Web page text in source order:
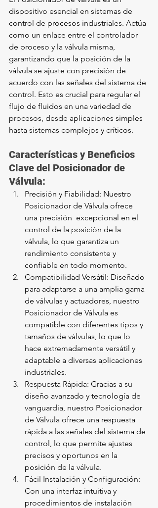
dispositivo esencial en sistemas de
control de procesos industriales. Actúa
como un enlace entre el controlador
de proceso y la válvula misma,
garantizando que la posición de la
válvula se ajuste con precisión de
acuerdo con las señales del sistema de
control. Esto es crucial para regular el
flujo de fluidos en una variedad de
procesos, desde aplicaciones simples
hasta sistemas complejos y críticos.
Características y Beneficios
Clave del Posicionador de
Válvula:
Precisión y Fiabilidad: Nuestro
Posicionador de Válvula ofrece
una precisión  excepcional en el
control de la posición de la
válvula, lo que garantiza un
rendimiento consistente y
confiable en todo momento.
Compatibilidad Versátil: Diseñado
para adaptarse a una amplia gama
de válvulas y actuadores, nuestro
Posicionador de Válvula es
compatible con diferentes tipos y
tamaños de válvulas, lo que lo
hace extremadamente versátil y
adaptable a diversas aplicaciones
industriales.
Respuesta Rápida: Gracias a su
diseño avanzado y tecnología de
vanguardia, nuestro Posicionador
de Válvula ofrece una respuesta
rápida a las señales del sistema de
control, lo que permite ajustes
precisos y oportunos en la
posición de la válvula.
Fácil Instalación y Configuración:
Con una interfaz intuitiva y
procedimientos de instalación